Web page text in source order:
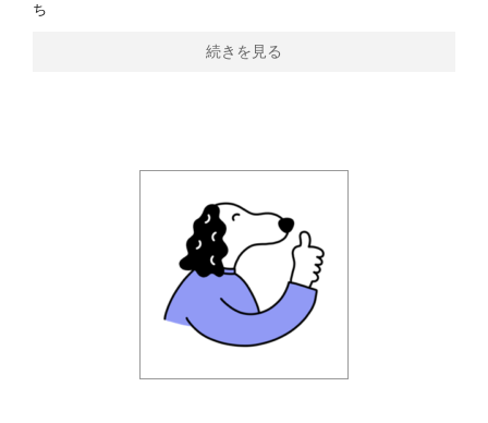
ち
続きを見る